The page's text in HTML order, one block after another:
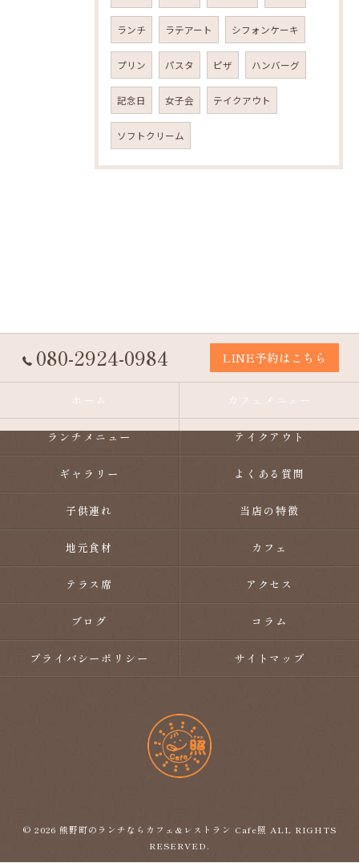
ランチ ラテアート シフォンケーキ
プリン パスタ ピザ ハンバーグ
記念日 女子会 テイクアウト
ソフトクリーム
080-2924-0984 LINE予約はこちら
ホーム カフェメニュー
ランチメニュー テイクアウト
ギャラリー よくある質問
子供連れ 当店の特徴
地元食材 カフェ
テラス席 アクセス
ブログ コラム
プライバシーポリシー サイトマップ
© 2026 熊野町のランチならカフェ&レストラン Cafe照 ALL RIGHTS
RESERVED.